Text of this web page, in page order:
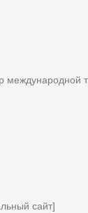
международной
сайт]